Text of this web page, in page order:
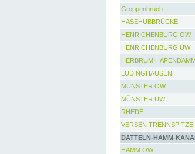
Groppenbruch
HASEHUBBRÜCKE
HENRICHENBURG OW
HENRICHENBURG UW
HERBRUM
LÜDINGHAUSEN
MÜNSTER OW
MÜNSTER UW
RHEDE
VERSEN TRENNSPITZE
DATTELN-HAMM-
HAMM OW